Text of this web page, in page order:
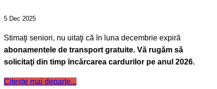
5 Dec 2025
Stimaţi seniori, nu uitaţi că ȋn luna decembrie expiră
abonamentele de transport gratuite. Vă rugăm să
solicitaţi din timp ȋncărcarea cardurilor pe anul 2026.
Citește mai departe...